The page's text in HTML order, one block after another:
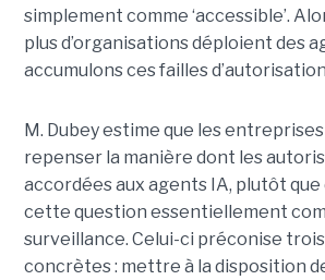
simplement comme ‘accessible’.
plus d’organisations déploient des
accumulons ces failles
M. Dubey estime que les
repenser la manière dont les
accordées aux agents IA, plutôt
cette question essentiellement
surveillance. Celui-ci préconise
concrètes : mettre à la disposition